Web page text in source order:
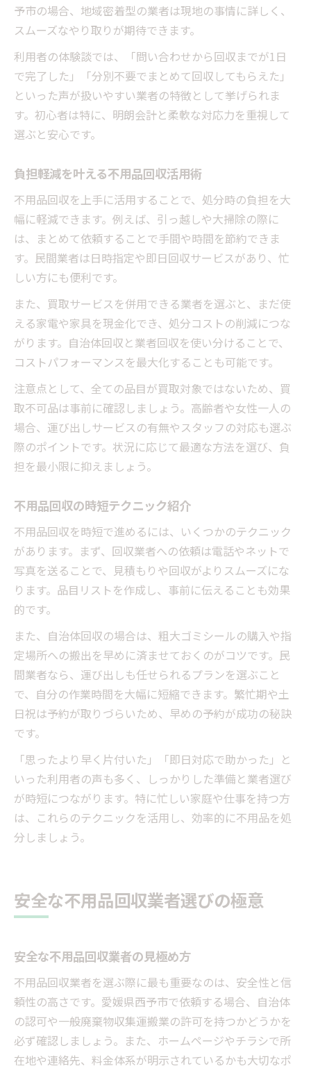
予市の場合、地域密着型の業者は現地の事情に詳しく、
スムーズなやり取りが期待できます。
利用者の体験談では、「問い合わせから回収までが1日
で完了した」「分別不要でまとめて回収してもらえた」
といった声が扱いやすい業者の特徴として挙げられま
す。初心者は特に、明朗会計と柔軟な対応力を重視して
選ぶと安心です。
負担軽減を叶える不用品回収活用術
不用品回収を上手に活用することで、処分時の負担を大
幅に軽減できます。例えば、引っ越しや大掃除の際に
は、まとめて依頼することで手間や時間を節約できま
す。民間業者は日時指定や即日回収サービスがあり、忙
しい方にも便利です。
また、買取サービスを併用できる業者を選ぶと、まだ使
える家電や家具を現金化でき、処分コストの削減につな
がります。自治体回収と業者回収を使い分けることで、
コストパフォーマンスを最大化することも可能です。
注意点として、全ての品目が買取対象ではないため、買
取不可品は事前に確認しましょう。高齢者や女性一人の
場合、運び出しサービスの有無やスタッフの対応も選ぶ
際のポイントです。状況に応じて最適な方法を選び、負
担を最小限に抑えましょう。
不用品回収の時短テクニック紹介
不用品回収を時短で進めるには、いくつかのテクニック
があります。まず、回収業者への依頼は電話やネットで
写真を送ることで、見積もりや回収がよりスムーズにな
ります。品目リストを作成し、事前に伝えることも効果
的です。
また、自治体回収の場合は、粗大ゴミシールの購入や指
定場所への搬出を早めに済ませておくのがコツです。民
間業者なら、運び出しも任せられるプランを選ぶこと
で、自分の作業時間を大幅に短縮できます。繁忙期や土
日祝は予約が取りづらいため、早めの予約が成功の秘訣
です。
「思ったより早く片付いた」「即日対応で助かった」と
いった利用者の声も多く、しっかりした準備と業者選び
が時短につながります。特に忙しい家庭や仕事を持つ方
は、これらのテクニックを活用し、効率的に不用品を処
分しましょう。
安全な不用品回収業者選びの極意
安全な不用品回収業者の見極め方
不用品回収業者を選ぶ際に最も重要なのは、安全性と信
頼性の高さです。愛媛県西予市で依頼する場合、自治体
の認可や一般廃棄物収集運搬業の許可を持つかどうかを
必ず確認しましょう。また、ホームページやチラシで所
在地や連絡先、料金体系が明示されているかも大切なポ